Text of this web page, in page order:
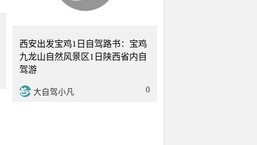
西安出发宝鸡1日自驾路书：宝鸡
九龙山自然风景区1日陕西省内自
驾游
大自驾小凡 0